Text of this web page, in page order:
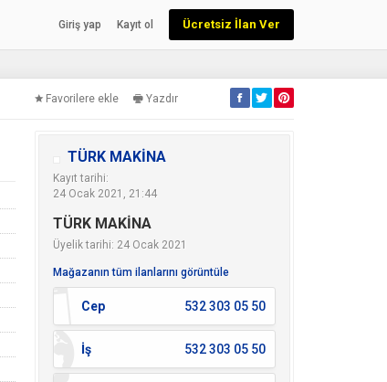
Giriş yap Kayıt ol Ücretsiz İlan Ver
Favorilere ekle Yazdır
TÜRK MAKİNA
Kayıt tarihi:
24 Ocak 2021, 21:44
TÜRK MAKİNA
Üyelik tarihi: 24 Ocak 2021
Mağazanın tüm ilanlarını görüntüle
Cep 532 303 05 50
İş 532 303 05 50